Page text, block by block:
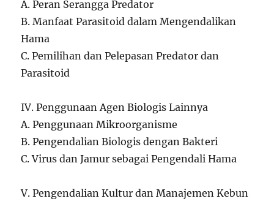
A. Peran Serangga Predator
B. Manfaat Parasitoid dalam Mengendalikan
Hama
C. Pemilihan dan Pelepasan Predator dan
Parasitoid
IV. Penggunaan Agen Biologis Lainnya
A. Penggunaan Mikroorganisme
B. Pengendalian Biologis dengan Bakteri
C. Virus dan Jamur sebagai Pengendali Hama
V. Pengendalian Kultur dan Manajemen Kebun